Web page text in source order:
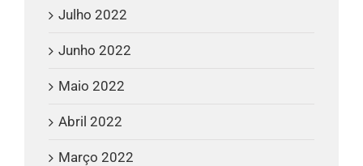
Julho 2022
Junho 2022
Maio 2022
Abril 2022
Março 2022